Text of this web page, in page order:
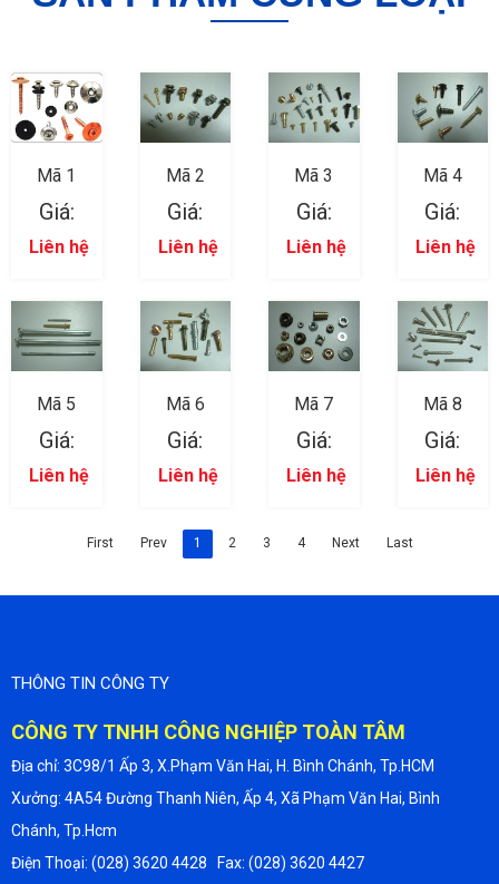
Mã 1
Giá:
Liên hệ
Mã 2
Giá:
Liên hệ
Mã 3
Giá:
Liên hệ
Mã 4
Giá:
Liên hệ
Mã 5
Giá:
Liên hệ
Mã 6
Giá:
Liên hệ
Mã 7
Giá:
Liên hệ
Mã 8
Giá:
Liên hệ
First Prev 1 2 3 4 Next Last
THÔNG TIN CÔNG TY
CÔNG TY TNHH CÔNG NGHIỆP TOÀN TÂM
Địa chỉ: 3C98/1 Ấp 3, X.Phạm Văn Hai, H. Bình Chánh, Tp.HCM
Xưởng: 4A54 Đường Thanh Niên, Ấp 4, Xã Phạm Văn Hai, Bình
Chánh, Tp.Hcm
Điện Thoại: (028) 3620 4428 Fax: (028) 3620 4427